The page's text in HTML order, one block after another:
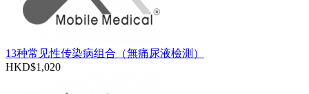
13种常见性传染病组合（無痛尿液檢測）
HKD$1,020